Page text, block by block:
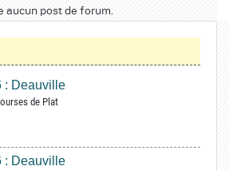
aucun post de forum.
: Deauville
de Plat
: Deauville